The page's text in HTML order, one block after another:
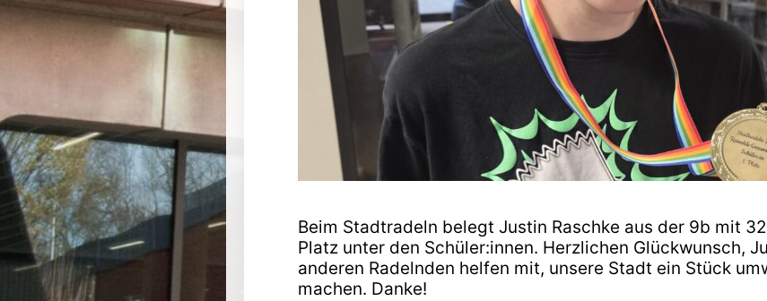
Beim Stadtradeln belegt Justin Raschke aus der 9b mit
Platz unter den Schüler:innen. Herzlichen Glückwunsch,
anderen Radelnden helfen mit, unsere Stadt ein Stück
machen. Danke!